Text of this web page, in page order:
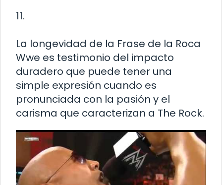
11.
La longevidad de la Frase de la Roca
Wwe es testimonio del impacto
duradero que puede tener una
simple expresión cuando es
pronunciada con la pasión y el
carisma que caracterizan a The Rock.